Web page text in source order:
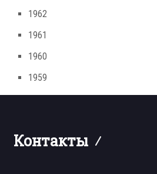
1962
1961
1960
1959
Контакты